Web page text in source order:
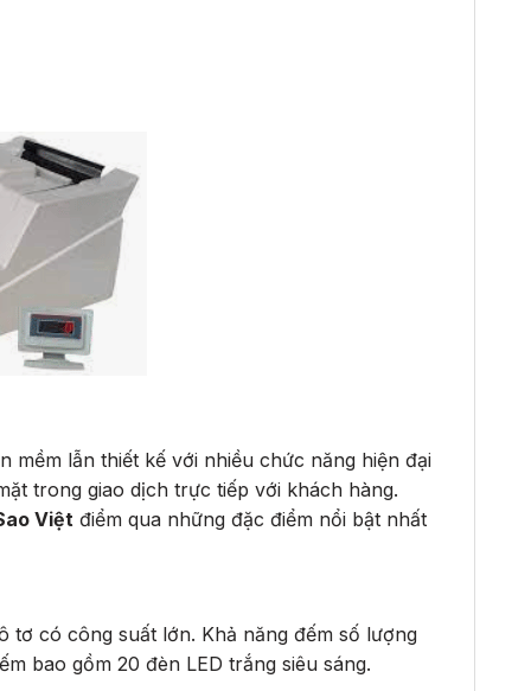
lẫn thiết kế với nhiều chức năng hiện đại
trong giao dịch trực tiếp với khách hàng.
Việtđiểm qua những đặc điểm nổi bật nhất
có công suất lớn. Khả năng đếm số lượng
bao gồm 20 đèn LED trắng siêu sáng.